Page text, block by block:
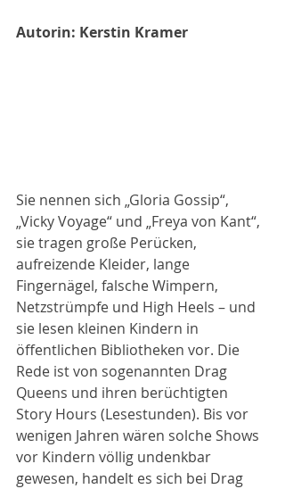
Autorin: Kerstin Kramer
Sie nennen sich „Gloria Gossip“,
„Vicky Voyage“ und „Freya von Kant“,
sie tragen große Perücken,
aufreizende Kleider, lange
Fingernägel, falsche Wimpern,
Netzstrümpfe und High Heels – und
sie lesen kleinen Kindern in
öffentlichen Bibliotheken vor. Die
Rede ist von sogenannten Drag
Queens und ihren berüchtigten
Story Hours (Lesestunden). Bis vor
wenigen Jahren wären solche Shows
vor Kindern völlig undenkbar
gewesen, handelt es sich bei Drag